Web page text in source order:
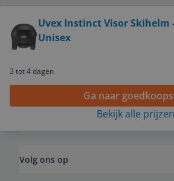
Uvex Instinct Visor Skihelm
Unisex
3 tot 4 dagen
Ga naar
Bekijk alle prijzen
Service
Algemeen
Volg ons op